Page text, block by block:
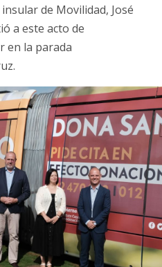
de Movilidad, José
a este acto de
en la parada